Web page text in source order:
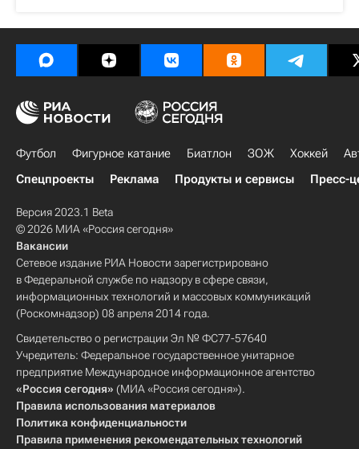
Футбол Фигурное катание Биатлон ЗОЖ Хоккей
Спецпроекты
Реклама Продукты и сервисы Пресс-
Версия 2023.1 Beta
© 2026 МИА «Россия сегодня»
Вакансии
Сетевое издание РИА Новости зарегистрировано
в Федеральной службе по надзору в сфере связи,
информационных технологий и массовых коммуникаций
(Роскомнадзор) 08 апреля 2014 года.
Свидетельство о регистрации Эл № ФС77-57640
Учредитель: Федеральное государственное унитарное
предприятие Международное информационное агентство
«Россия сегодня» (МИА «Россия сегодня»).
Правила использования материалов
Политика конфиденциальности
Правила применения рекомендательных технологий